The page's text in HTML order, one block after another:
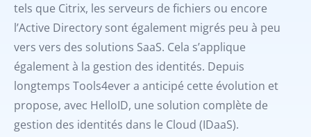
tels que Citrix, les serveurs de fichiers ou encore
l’Active Directory sont également migrés peu à peu
vers vers des solutions SaaS. Cela s’applique
également à la gestion des identités. Depuis
longtemps Tools4ever a anticipé cette évolution et
propose, avec HelloID, une solution complète de
gestion des identités dans le Cloud (IDaaS).